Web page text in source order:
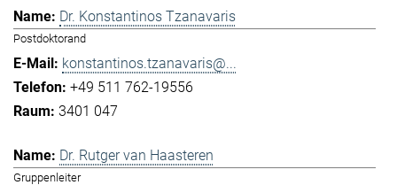
Dr. Konstantinos Tzanavaris
Postdoktorand
konstantinos.tzanavaris@...
+49 511 762-19556
3401 047
Dr. Rutger van Haasteren
Gruppenleiter